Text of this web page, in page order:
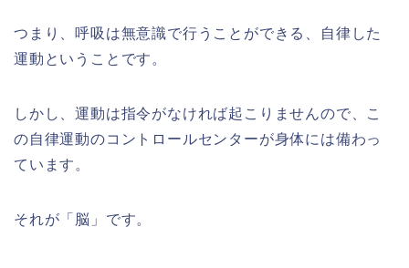
つまり、呼吸は無意識で行うことができる、自律した
運動ということです。
しかし、運動は指令がなければ起こりませんので、こ
の自律運動のコントロールセンターが身体には備わっ
ています。
それが「脳」です。